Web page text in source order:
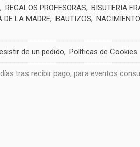
REGALOS PROFESORAS BISUTERIA
DE LA MADRE BAUTIZOS
de un pedido Políticas de Cookies
tras recibir pago, para eventos